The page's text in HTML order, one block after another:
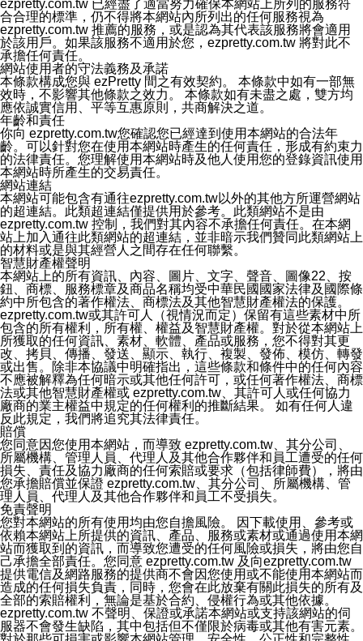
ezpretty.com.tw 已經盡了適當努力確保本網站上所列的服務符
合合理的標準，仍不得將本網站內所列出的任何服務視為
ezpretty.com.tw 推薦的服務，或是認為其代表該服務將會適用
於該用戶。如果該服務不適用於您，ezpretty.com.tw 將對此不
承擔任何責任。
網站使用者的守法義務及承諾
本條款構成您與 ezPretty 間之有效契約。 本條款中如有一部無
效時，不影響其他條款之效力。 本條款如有未盡之處，雙方均
應依誠實信用、平等互惠原則，共商解決之道。
年齡和責任
你向 ezpretty.com.tw您確認您已經達到使用本網站的合法年
齡。可以針對您在使用本網站時產生的任何責任，形成有約束力
的法律責任。您理解使用本網站時及他人使用您的登錄資訊使用
本網站時所產生的交易責任。
網站連結
本網站可能包含有通往ezpretty.com.tw以外的其他方所運營網站
的超連結。此類超連結僅提供用於參考。此類網站不是由
ezpretty.com.tw 控制，我們對其內容不承擔任何責任。在本網
站上加入通往此類網站的超連結，並非暗示我們贊同此類網站上
的材料或是與其經營人之間存在任何聯繫。
智慧財產權聲明
本網站上的所有資訊、內容、圖片、文字、聲音、圖像22、按
鈕、商標、服務標章及商品名稱均受中華民國國家法律及國際條
約中所包含的著作權法、商標法及其他智慧財產權法的保護。
ezpretty.com.tw或其許可人（視情況而定）保留有這些素材中所
包含的所有權利，所有權、權益及智慧財產權。對於從本網站上
所獲取的任何資訊、素材、軟體、產品或服務，您不得對其更
改、拷貝、傳播、發送、顯示、執行、複製、發佈、模仿、轉發
或出售。除非本協議中明確指出，這些條款和條件中的任何內容
不應被解釋為任何暗示或其他任何許可，或任何著作權法、商標
法或其他智慧財產權或 ezpretty.com.tw、其許可人或任何協力
廠商的業主權益中規定的任何權利的推斷結果。 如有任何人違
反此規定，我們將追究其法律責任。
賠償
您同意因您使用本網站，而導致 ezpretty.com.tw、其分公司、
所屬機構、管理人員、代理人及其他合作夥伴和員工遭受的任何
損失、責任及協力廠商的任何索賠或要求（包括律師費），將由
您承擔賠償並保證 ezpretty.com.tw、其分公司、所屬機構、管
理人員、代理人及其他合作夥伴和員工不受損失。
免責聲明
您對本網站的所有使用均由您自擔風險。 因下載使用、參考或
依賴本網站上所提供的資訊、產品、服務或素材或通過使用本網
站而獲取到的資訊，而導致您遭受的任何風險或損失，將由您自
己承擔全部責任。您同意 ezpretty.com.tw 及向ezpretty.com.tw
提供電信及網路服務的提供商不會因您使用或不能使用本網站而
造成的任何損失負責，同時，您會在此放棄有關此損失的所有及
全部的索賠權利，無論是基於合約、侵權行為或其他依據。
ezpretty.com.tw 不聲明、保證或承諾本網站或支持該網站的伺
服器不會發生缺陷，其中包括但不僅限於病毒或其他有害元素。